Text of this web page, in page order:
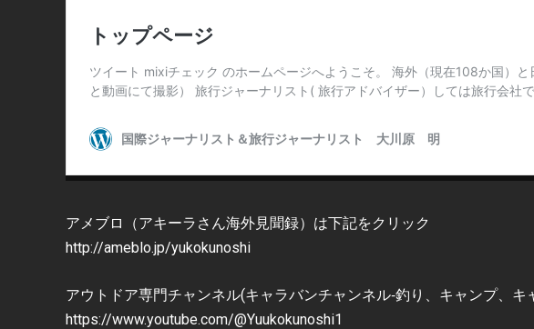
アメブロ（アキーラさん海外見聞録）は下記をクリック
http://ameblo.jp/yukokunoshi
アウトドア専門チャンネル(キャラバンチャンネル‐釣り、キャンプ、キ
https://www.youtube.com/@Yuukokunoshi1